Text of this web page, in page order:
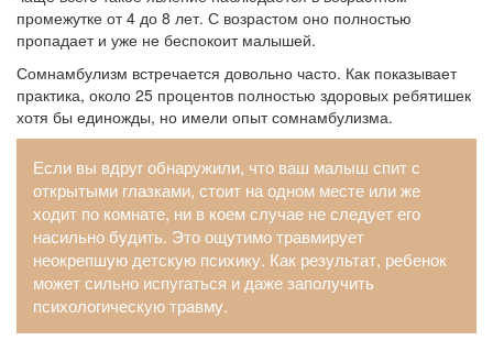
промежутке от 4 до 8 лет. С возрастом оно полностью
пропадает и уже не беспокоит малышей.
Сомнамбулизм встречается довольно часто. Как показывает
практика, около 25 процентов полностью здоровых ребятишек
хотя бы единожды, но имели опыт сомнамбулизма.
Если вы вдруг обнаружили, что ваш малыш спит с
открытыми глазками, стоит на одном месте или же
ходит по комнате, ни в коем случае не следует его
насильно будить. Это ощутимо травмирует
неокрепшую детскую психику. Как результат, ребенок
может сильно испугаться и даже заполучить
психологическую травму.